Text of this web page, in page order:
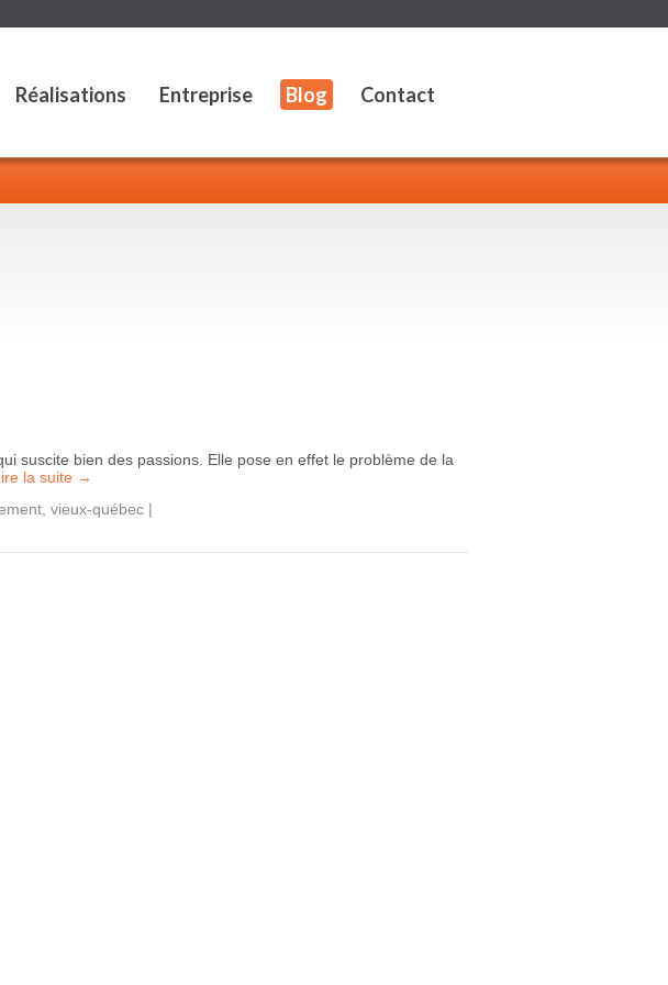
Réalisations Entreprise Blog Contact
suscite bien des passions. Elle pose en effet le problème de la
la suite →
vieux-québec |